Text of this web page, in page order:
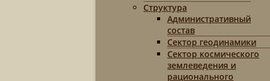
Структура
Административный
состав
Сектор геодинамики
Сектор космического
землеведения и
рационального